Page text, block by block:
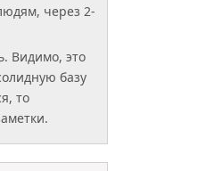
через 2-
Видимо, это
базу
то